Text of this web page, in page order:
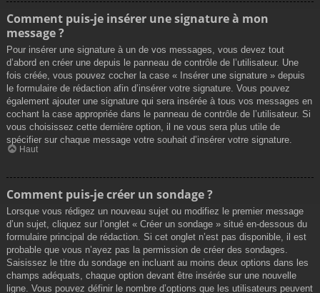
Comment puis-je insérer une signature à mon
message ?
Pour insérer une signature à un de vos messages, vous devez tout
d’abord en créer une depuis le panneau de contrôle de l’utilisateur. Une
fois créée, vous pouvez cocher la case « Insérer une signature » depuis
le formulaire de rédaction afin d’insérer votre signature. Vous pouvez
également ajouter une signature qui sera insérée à tous vos messages en
cochant la case appropriée dans le panneau de contrôle de l’utilisateur. Si
vous choisissez cette dernière option, il ne vous sera plus utile de
spécifier sur chaque message votre souhait d’insérer votre signature.
Haut
Comment puis-je créer un sondage ?
Lorsque vous rédigez un nouveau sujet ou modifiez le premier message
d’un sujet, cliquez sur l’onglet « Créer un sondage » situé en-dessous du
formulaire principal de rédaction. Si cet onglet n’est pas disponible, il est
probable que vous n’ayez pas la permission de créer des sondages.
Saisissez le titre du sondage en incluant au moins deux options dans les
champs adéquats, chaque option devant être insérée sur une nouvelle
ligne. Vous pouvez définir le nombre d’options que les utilisateurs peuvent